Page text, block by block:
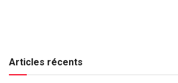
Articles récents